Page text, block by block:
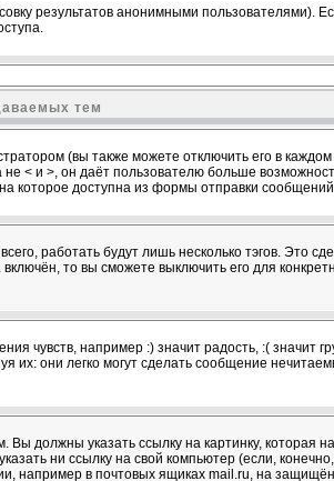
результатов анонимными пользователями).
тем
(вы также можете отключить его в
< и >, он даёт пользователю больше
которое доступна из формы отправки
работать будут лишь несколько тэгов. Это
то вы сможете выключить его для
чувств, например :) значит радость, :( значит
их: они легко могут сделать сообщение
должны указать ссылку на картинку, которая
ни ссылку на свой компьютер (если,
например в почтовых ящиках mail.ru, на